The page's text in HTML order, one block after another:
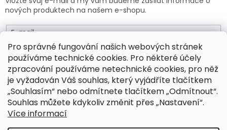
Pro správné fungování našich webových stránek
používáme technické cookies. Pro některé účely
zpracování používáme netechnické cookies, pro něž
je vyžadován Váš souhlas, který vyjádříte tlačítkem
„Souhlasím“ nebo odmítnete tlačítkem „Odmítnout“.
Souhlas můžete kdykoliv změnit přes „Nastavení“.
Více informací
nových produktech na našem e-shopu.
E-mail
Vložením e-mailu souhlasíte sobchodními podmínkami .
PŘIHLÁSIT SE